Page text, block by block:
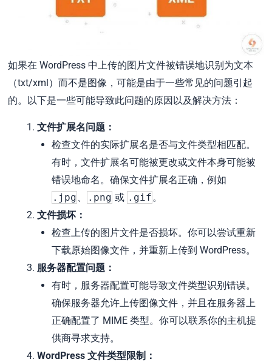
如果在 WordPress 中上传的图片文件被错误地识别为文本
（txt/xml）而不是图像，可能是由于一些常见的问题引起
的。以下是一些可能导致此问题的原因以及解决方法：
文件扩展名问题：
检查文件的实际扩展名是否与文件类型相匹配。
有时，文件扩展名可能被更改或文件本身可能被
错误地命名。确保文件扩展名正确，例如
.jpg 、 .png 或 .gif。
文件损坏：
检查上传的图片文件是否损坏。你可以尝试重新
下载原始图像文件，并重新上传到 WordPress。
服务器配置问题：
有时，服务器配置可能导致文件类型识别错误。
确保服务器允许上传图像文件，并且在服务器上
正确配置了 MIME 类型。你可以联系你的主机提
供商寻求支持。
WordPress 文件类型限制：